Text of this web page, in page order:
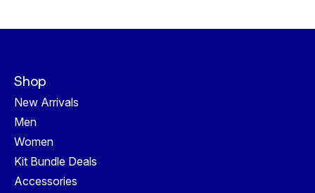
Shop
New Arrivals
Men
Women
Kit Bundle Deals
Accessories